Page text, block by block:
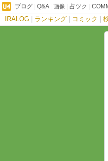
ブログ Q&A| 画像 占ツク
IRALOG ランキング コミック